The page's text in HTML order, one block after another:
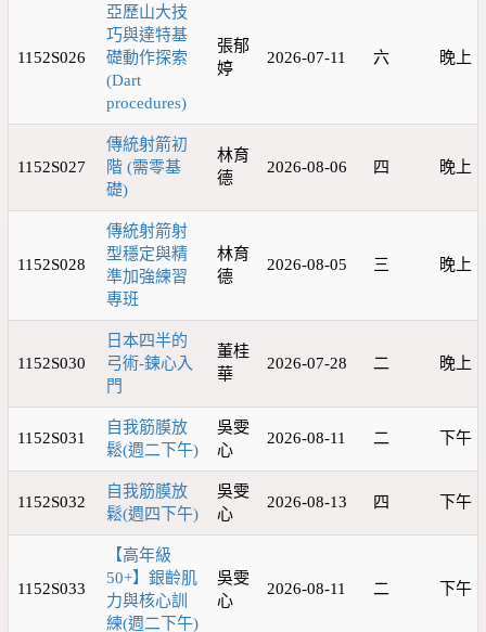
1152S026
亞歷山大技
巧與達特基
礎動作探索
(Dart
procedures)
張郁
婷
2026-07-11 六 晚上
1152S027
傳統射箭初
階 (需零基
礎)
林育
德
2026-08-06 四 晚上
1152S028
傳統射箭射
型穩定與精
準加強練習
專班
林育
德
2026-08-05 三 晚上
1152S030
日本四半的
弓術-鍊心入
門
董桂
華
2026-07-28 二 晚上
1152S031
自我筋膜放
鬆(週二下午)
吳雯
心
2026-08-11 二 下午
1152S032
自我筋膜放
鬆(週四下午)
吳雯
心
2026-08-13 四 下午
1152S033
【高年級
50+】銀齡肌
力與核心訓
練(週二下午)
吳雯
心
2026-08-11 二 下午